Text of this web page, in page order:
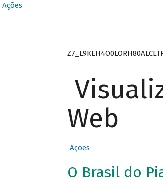
Ações
Web
Ações
O Brasil do